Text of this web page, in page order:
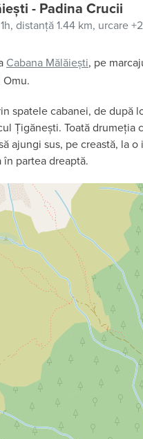
- Padina Crucii
distanță 1.44 km, urcare
Cabana Mălăiești, pe
Omu.
spatele cabanei, de după
Țigănești. Toată
ajungi sus, pe creastă, la
partea dreaptă.